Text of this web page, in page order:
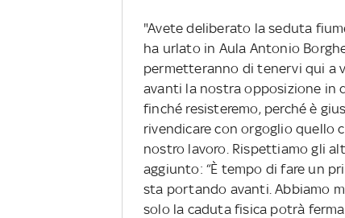
"Avete deliberato la seduta
ha urlato in Aula Antonio
permetteranno di tenervi qui a
avanti la nostra opposizione in
finché resisteremo, perché è
rivendicare con orgoglio quello
nostro lavoro. Rispettiamo gli
aggiunto: “È tempo di fare un
sta portando avanti. Abbiamo
solo la caduta fisica potrà